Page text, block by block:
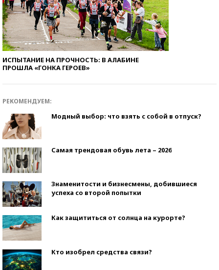
ИСПЫТАНИЕ НА ПРОЧНОСТЬ: В АЛАБИНЕ
ПРОШЛА «ГОНКА ГЕРОЕВ»
РЕКОМЕНДУЕМ:
Модный выбор: что взять с собой в отпуск?
Самая трендовая обувь лета – 2026
Знаменитости и бизнесмены, добившиеся
успеха со второй попытки
Как защититься от солнца на курорте?
Кто изобрел средства связи?